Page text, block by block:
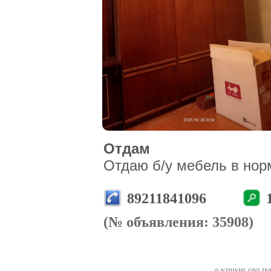
Отдам
Отдаю б/у мебель в
89211841096
(№ объявления: 35908)